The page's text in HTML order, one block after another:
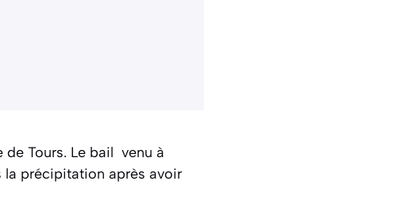
Tours. Le bail venu à
précipitation après avoir